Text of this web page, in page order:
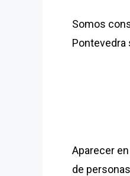
Somos
Pontevedra
Aparecer
de